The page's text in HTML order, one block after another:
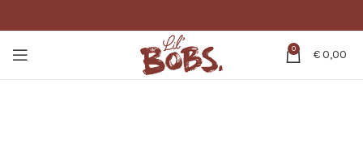
0 €0,00